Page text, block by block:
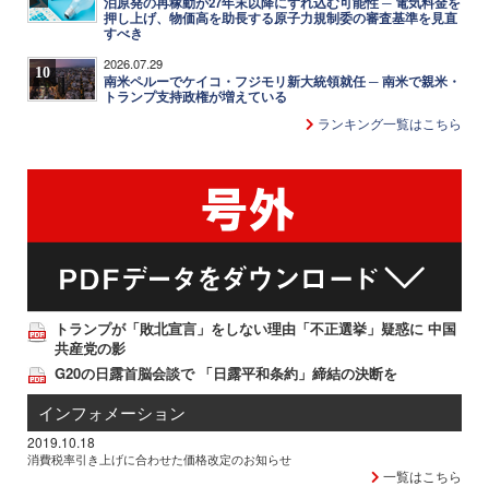
押し上げ、物価高を助長する原子力規制委の審査基準を見直
すべき
10 2026.07.29
南米ペルーでケイコ・フジモリ新大統領就任 ─ 南米で親米・
トランプ支持政権が増えている
ランキング一覧はこちら
トランプが「敗北宣言」をしない理由「不正選挙」疑惑に 中国
共産党の影
G20の日露首脳会談で 「日露平和条約」締結の決断を
インフォメーション
2019.10.18
消費税率引き上げに合わせた価格改定のお知らせ
一覧はこちら